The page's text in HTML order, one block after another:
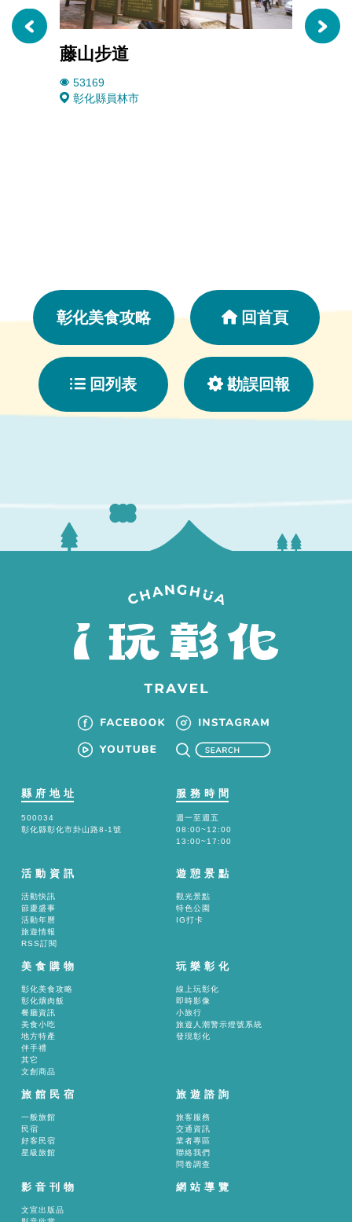
藤山步道
53169
彰化縣員林市
彰化美食攻略 回首頁
回列表 勘誤回報
縣府地址
500034
彰化縣彰化市卦山路8-1號
服務時間
週一至週五
08:00~12:00
13:00~17:00
活動資訊
活動快訊
節慶盛事
活動年曆
旅遊情報
RSS訂閱
遊憩景點
觀光景點
特色公園
IG打卡
美食購物
彰化美食攻略
彰化爌肉飯
餐廳資訊
美食小吃
地方特產
伴手禮
其它
文創商品
玩樂彰化
線上玩彰化
即時影像
小旅行
旅遊人潮警示燈號系統
發現彰化
旅館民宿
一般旅館
民宿
好客民宿
星級旅館
旅遊諮詢
旅客服務
交通資訊
業者專區
聯絡我們
問卷調查
影音刊物
文宣出版品
網站導覽